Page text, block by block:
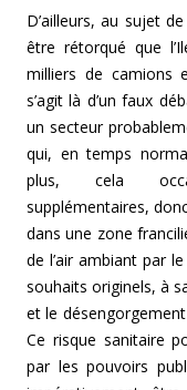
D’ailleurs, au sujet
être rétorqué que
milliers de camions
s’agit là d’un faux
un secteur
qui, en temps
plus, cela
supplémentaires,
dans une zone
de l’air ambiant par
souhaits originels, à
et le
Ce risque sanitaire
par les pouvoirs